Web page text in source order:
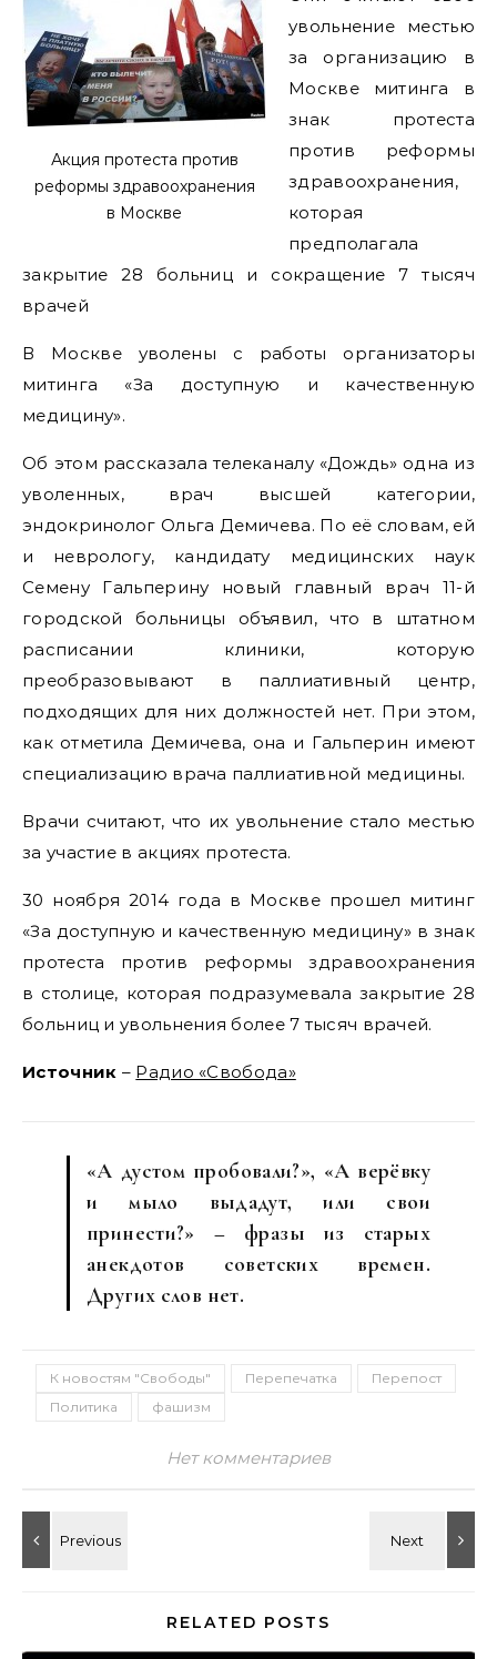
Акция протеста против
реформы здравоохранения
в Москве
увольнение местью
за организацию в
Москве митинга в
знак протеста
против реформы
здравоохранения,
которая
предполагала
закрытие 28 больниц и сокращение 7 тысяч
врачей
В Москве уволены с работы организаторы
митинга «За доступную и качественную
медицину».
Об этом рассказала телеканалу «Дождь» одна из
уволенных, врач высшей категории,
эндокринолог Ольга Демичева. По её словам, ей
и неврологу, кандидату медицинских наук
Семену Гальперину новый главный врач 11-й
городской больницы объявил, что в штатном
расписании клиники, которую
преобразовывают в паллиативный центр,
подходящих для них должностей нет. При этом,
как отметила Демичева, она и Гальперин имеют
специализацию врача паллиативной медицины.
Врачи считают, что их увольнение стало местью
за участие в акциях протеста.
30 ноября 2014 года в Москве прошел митинг
«За доступную и качественную медицину» в знак
протеста против реформы здравоохранения
в столице, которая подразумевала закрытие 28
больниц и увольнения более 7 тысяч врачей.
Источник – Радио «Свобода»
«А дустом пробовали?», «А верёвку
и мыло выдадут, или свои
принести?» – фразы из старых
анекдотов советских времен.
Других слов нет.
К новостям "Свободы" Перепечатка
Перепост
Политика
фашизм
Нет комментариев
RELATED POSTS